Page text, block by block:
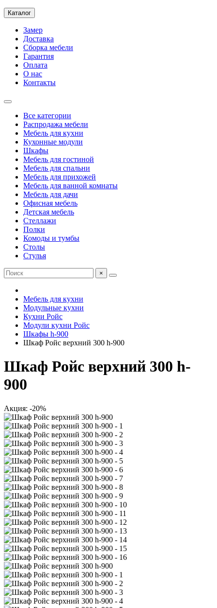
Каталог
Замер
Доставка
Сборка мебели
Гарантия
Оплата
О нас
Контакты
Все категории
Распродажа мебели
Мебель для кухни
Кухонные модули
Шкафы
Мебель для гостиной
Мебель для спальни
Мебель для прихожей
Мебель для ванной комнаты
Мебель для дачи
Офисная мебель
Детская мебель
Стеллажи
Полки
Комоды и тумбы
Столы
Стулья
×
Мебель для кухни
Модульные кухни
Кухни Ройс
Модули кухни Ройс
Шкафы h-900
Шкаф Ройс верхний 300 h-900
Шкаф Ройс верхний 300 h-
900
Акция: -20%